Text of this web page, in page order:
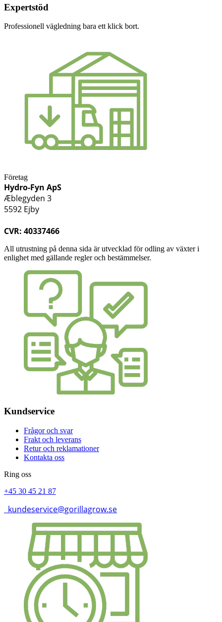
Expertstöd
Professionell vägledning bara ett klick bort.
Företag
Hydro-Fyn ApS
Æblegyden 3
5592 Ejby
CVR: 40337466
All utrustning på denna sida är utvecklad för odling av växter i
enlighet med gällande regler och bestämmelser.
Kundservice
Frågor och svar
Frakt och leverans
Retur och reklamationer
Kontakta oss
Ring oss
+45 30 45 21 87
kundeservice@gorillagrow.se